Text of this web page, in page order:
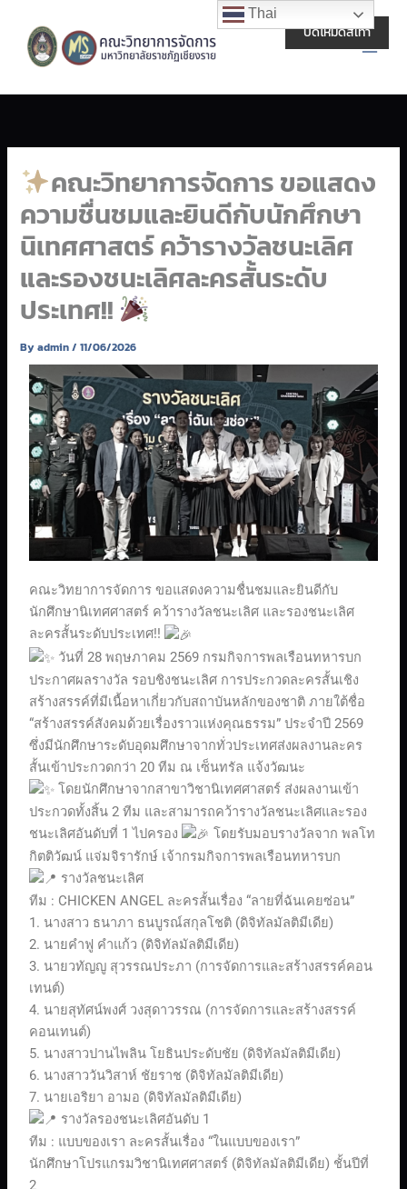
content
Main
คณะวิทยาการจัดการ ขอแสดง
ความชื่นชมและยินดีกับนักศึกษา
นิเทศศาสตร์ คว้ารางวัลชนะเลิศ
และรองชนะเลิศละครสั้นระดับ
ประเทศ!!
Byadmin/11/06/2026
คณะวิทยาการจัดการ ขอแสดงความชื่นชมและยินดีกับ
นักศึกษานิเทศศาสตร์ คว้ารางวัลชนะเลิศ และรองชนะเลิศ
ละครสั้นระดับประเทศ!!
วันที่ 28 พฤษภาคม 2569 กรมกิจการพลเรือนทหารบก
ประกาศผลรางวัล รอบชิงชนะเลิศ การประกวดละครสั้นเชิง
สร้างสรรค์ที่มีเนื้อหาเกี่ยวกับสถาบันหลักของชาติ ภายใต้ชื่อ
“สร้างสรรค์สังคมด้วยเรื่องราวแห่งคุณธรรม” ประจำปี 2569
ซึ่งมีนักศึกษาระดับอุดมศึกษาจากทั่วประเทศส่งผลงานละคร
สั้นเข้าประกวดกว่า 20 ทีม ณ เซ็นทรัล แจ้งวัฒนะ
โดยนักศึกษาจากสาขาวิชานิเทศศาสตร์ ส่งผลงานเข้า
ประกวดทั้งสิ้น 2 ทีม และสามารถคว้ารางวัลชนะเลิศและรอง
ชนะเลิศอันดับที่ 1 ไปครอง
โดยรับมอบรางวัลจาก พลโท
กิตติวัฒน์ แจ่มจิรารักษ์ เจ้ากรมกิจการพลเรือนทหารบก
รางวัลชนะเลิศ
ทีม : CHICKEN ANGEL ละครสั้นเรื่อง “ลายที่ฉันเคยซ่อน”
1. นางสาว ธนาภา ธนบูรณ์สกุลโชติ (ดิจิทัลมัลติมีเดีย)
2. นายคำฟู คำแก้ว (ดิจิทัลมัลติมีเดีย)
3. นายวทัญญู สุวรรณประภา (การจัดการและสร้างสรรค์คอน
เทนต์)
4. นายสุทัศน์พงศ์ วงสุดาวรรณ (การจัดการและสร้างสรรค์
คอนเทนต์)
5. นางสาวปานไพลิน โยธินประดับชัย (ดิจิทัลมัลติมีเดีย)
6. นางสาววันวิสาห์ ชัยราช (ดิจิทัลมัลติมีเดีย)
7. นายเอริยา อามอ (ดิจิทัลมัลติมีเดีย)
รางวัลรองชนะเลิศอันดับ 1
ทีม : แบบของเรา ละครสั้นเรื่อง “ในแบบของเรา”
นักศึกษาโปรแกรมวิชานิเทศศาสตร์ (ดิจิทัลมัลติมีเดีย) ชั้นปีที่
2
Thai
ปิดโหมดสีเทา